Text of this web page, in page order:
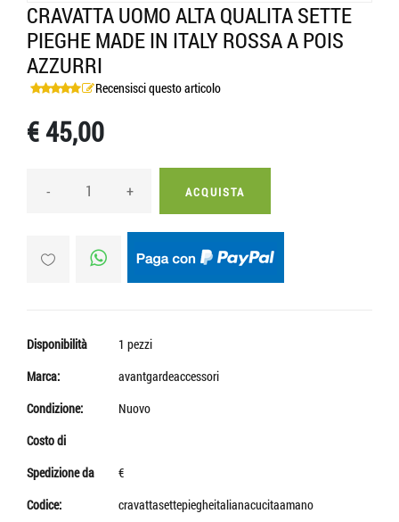
CRAVATTA UOMO ALTA QUALITA SETTE
PIEGHE MADE IN ITALY ROSSA A POIS
AZZURRI
Recensisci questo articolo
€ 45,00
- + ACQUISTA
Disponibilità
1 pezzi
Marca:
avantgardeaccessori
Condizione:
Nuovo
Costo di
Spedizione da
€
Codice:
cravattasettepiegheitalianacucitaamano